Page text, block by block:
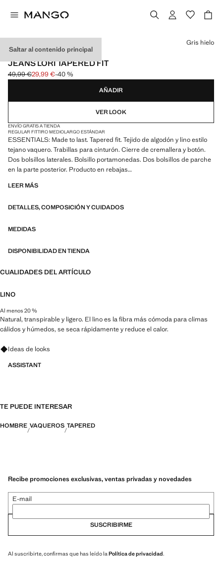
Saltar al contenido principal
ESSENTIALS
JEANS LORI TAPERED FIT
Precio inicial tachado [49,99 € ]
49,99 €
Precio actual [29,99 € ]
29,99 €-40 %
Selecciona un color
Gris hielo
AÑADIR
VER LOOK
ENVÍO GRATIS A TIENDA
REGULAR FITTIRO MEDIOLARGO ESTÁNDAR
ESSENTIALS: Made to last. Tapered fit. Tejido de algodón y lino estilo
tejano vaquero. Trabillas para cinturón. Cierre de cremallera y botón.
Dos bolsillos laterales. Bolsillo portamonedas. Dos bolsillos de parche
en la parte posterior. Producto en rebajas
ESSENTIALS: Made to last. Hemos reforzado nuestras exigencias de
Diseñadas considerando cuidadosamente su confección, son todavía
LEER MÁS
DETALLES, COMPOSICIÓN Y CUIDADOS
MEDIDAS
DISPONIBILIDAD EN TIENDA
CUALIDADES DEL ARTÍCULO
LINO
Al menos 20 %
Natural, transpirable y ligero. El lino es la fibra más cómoda para climas
cálidos y húmedos, se seca rápidamente y reduce el calor.
Pregunta por looks, prendas y tendencias
Ideas de looks
ASSISTANT
TE PUEDE INTERESAR
HOMBRE VAQUEROS TAPERED
Recibe promociones exclusivas, ventas privadas y novedades
E-mail
SUSCRIBIRME
Al suscribirte, confirmas que has leído laPolítica de privacidad.